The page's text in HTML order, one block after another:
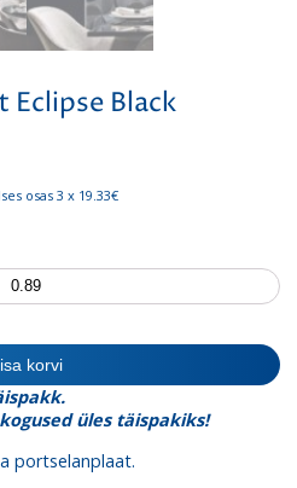
Eclipse Black
osas 3 x 19.33€
korvi
üles täispakiks!
portselanplaat.